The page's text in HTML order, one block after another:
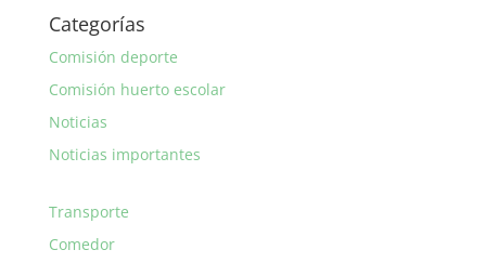
Categorías
Comisión deporte
Comisión huerto escolar
Noticias
Noticias importantes
Transporte
Comedor